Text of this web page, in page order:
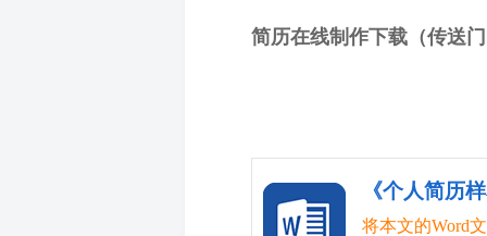
简历在线制作下载（传送
《个人简历
将本文的Word